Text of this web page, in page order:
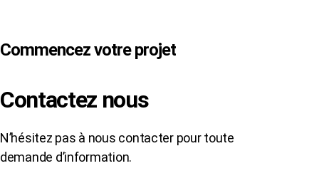
Commencez votre projet
Contactez nous
N’hésitez pas à nous contacter pour toute
demande d’information.